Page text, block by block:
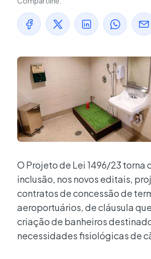
O Projeto de Lei 1496/23 torna
inclusão, nos novos editais,
contratos de concessão de
aeroportuários, de cláusula
criação de banheiros
necessidades fisiológicas de